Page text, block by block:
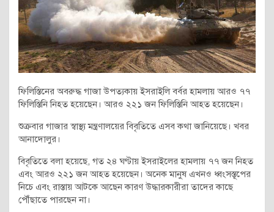
ফিলিস্তিনের অবরুদ্ধ গাজা উপত্যকায় ইসরাইলি বর্বর হামলায় আরও ৭৭
ফিলিস্তিনি নিহত হয়েছেন। আরও ২২১ জন ফিলিস্তিনি আহত হয়েছেন।
শুক্রবার গাজার স্বাস্থ্য মন্ত্রণালয়ের বিবৃতিতে এসব কথা জানিয়েছে। খবর
আনাদোলুর।
বিবৃতিতে বলা হয়েছে, গত ২৪ ঘণ্টায় ইসরাইলের হামলায় ৭৭ জন নিহত
এবং আরও ২২১ জন আহত হয়েছেন। অনেক মানুষ এখনও ধ্বংসস্তূপের
নিচে এবং রাস্তায় আটকে আছেন কারণ উদ্ধারকারীরা তাদের কাছে
পৌঁছাতে পারছেন না।